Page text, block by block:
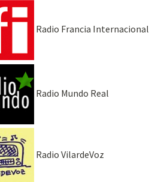
Radio Francia Internacional
Radio Mundo Real
Radio VilardeVoz